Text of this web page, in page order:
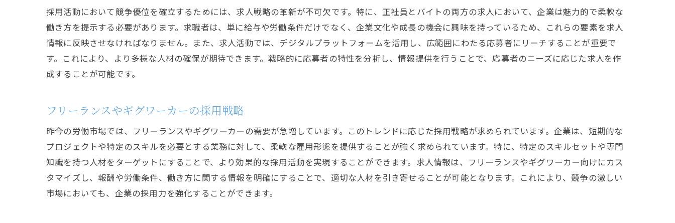
採用活動において競争優位を確立するためには、求人戦略の革新が不可欠です。特に、正社員とバイトの両方の求人において、企業は魅力的で柔軟な
働き方を提示する必要があります。求職者は、単に給与や労働条件だけでなく、企業文化や成長の機会に興味を持っているため、これらの要素を求人
情報に反映させなければなりません。また、求人活動では、デジタルプラットフォームを活用し、広範囲にわたる応募者にリーチすることが重要で
す。これにより、より多様な人材の確保が期待できます。戦略的に応募者の特性を分析し、情報提供を行うことで、応募者のニーズに応じた求人を作
成することが可能です。
フリーランスやギグワーカーの採用戦略
昨今の労働市場では、フリーランスやギグワーカーの需要が急増しています。このトレンドに応じた採用戦略が求められています。企業は、短期的な
プロジェクトや特定のスキルを必要とする業務に対して、柔軟な雇用形態を提供することが強く求められています。特に、特定のスキルセットや専門
知識を持つ人材をターゲットにすることで、より効果的な採用活動を実現することができます。求人情報は、フリーランスやギグワーカー向けにカス
タマイズし、報酬や労働条件、働き方に関する情報を明確にすることで、適切な人材を引き寄せることが可能となります。これにより、競争の激しい
市場においても、企業の採用力を強化することができます。